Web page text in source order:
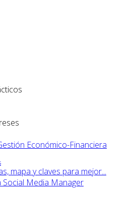
Económico-Financiera
mapa y claves para mejor...
Social Media Manager